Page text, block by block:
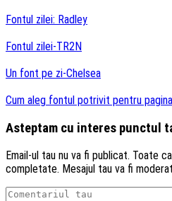
Fontul zilei: Radley
Fontul zilei-TR2N
Un font pe zi-Chelsea
Cum aleg fontul potrivit pentru
Asteptam cu interes punctul
Email-ul tau nu va fi publicat. Toate
completate. Mesajul tau va fi